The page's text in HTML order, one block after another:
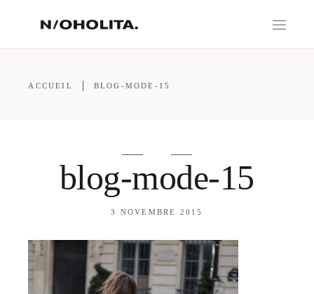
ACCUEIL BLOG-MODE-15
blog-mode-15
3 NOVEMBRE 2015